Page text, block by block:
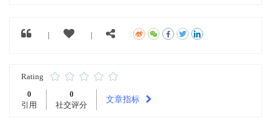
| |
Rating
0
引用
0
社交评分
文章指标